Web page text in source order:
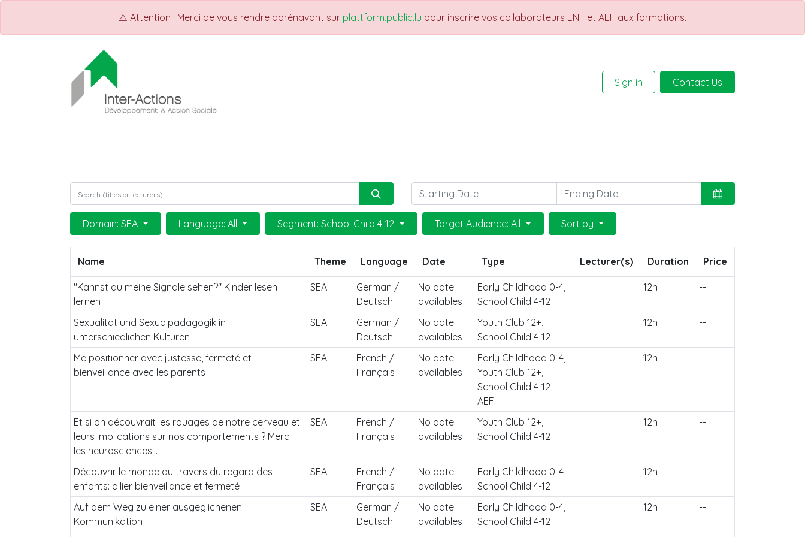
⚠️ Attention : Merci de vous rendre dorénavant sur plattform.public.lu pour inscrire vos collaborateurs ENF et AEF aux formations.
Sign in Contact Us
Domain: SEA Language: All Segment: School Child 4-12 Target Audience: All Sort by
Name Theme Language Date Type Lecturer(s) Duration Price
"Kannst du meine Signale sehen?" Kinder lesen
lernen
SEA
German /
Deutsch
No date
availables
Early Childhood 0-4,
School Child 4-12
12h --
Sexualität und Sexualpädagogik in
unterschiedlichen Kulturen
SEA
German /
Deutsch
No date
availables
Youth Club 12+,
School Child 4-12
12h --
Me positionner avec justesse, fermeté et
bienveillance avec les parents
SEA
French /
Français
No date
availables
Early Childhood 0-4,
Youth Club 12+,
School Child 4-12,
AEF
12h --
Et si on découvrait les rouages de notre cerveau et
leurs implications sur nos comportements ? Merci
les neurosciences…
SEA
French /
Français
No date
availables
Youth Club 12+,
School Child 4-12
12h --
Découvrir le monde au travers du regard des
enfants: allier bienveillance et fermeté
SEA
French /
Français
No date
availables
Early Childhood 0-4,
School Child 4-12
12h --
Auf dem Weg zu einer ausgeglichenen
Kommunikation
SEA
German /
Deutsch
No date
availables
Early Childhood 0-4,
School Child 4-12
12h --